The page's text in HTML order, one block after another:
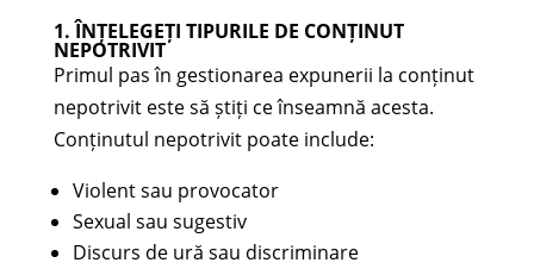
1. ÎNȚELEGEȚI TIPURILE DE CONȚINUT
NEPOTRIVIT
Primul pas în gestionarea expunerii la conținut
nepotrivit este să știți ce înseamnă acesta.
Conținutul nepotrivit poate include:
Violent sau provocator
Sexual sau sugestiv
Discurs de ură sau discriminare